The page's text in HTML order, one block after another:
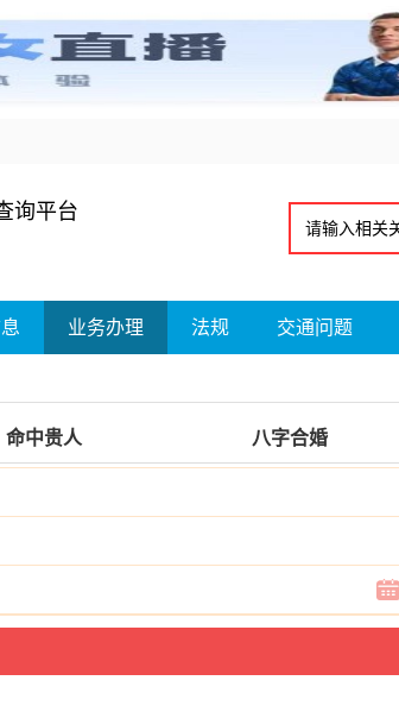
询平台
业务办理 法规 交通问题
命中贵人 八字合婚